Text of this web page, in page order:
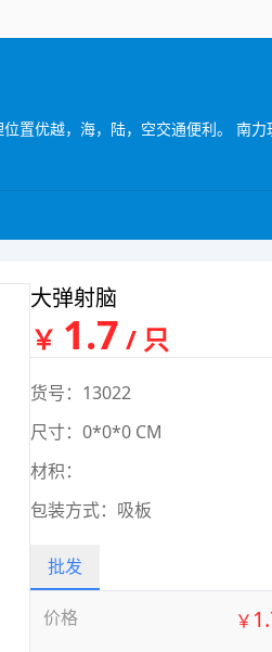
大弹射脑
￥ 1.7 / 只
货号：13022
尺寸：0*0*0 CM
材积：
包装方式：吸板
批发
价格
￥